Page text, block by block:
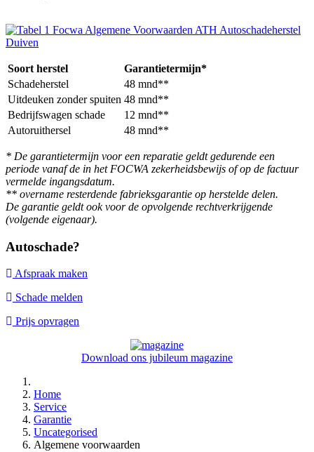
Soort herstel
Garantietermijn*
Schadeherstel
48 mnd**
Uitdeuken zonder spuiten 48 mnd**
Bedrijfswagen schade
12 mnd**
Autoruithersel
48 mnd**
* De garantietermijn voor een reparatie geldt gedurende een
periode vanaf de in het FOCWA zekerheidsbewijs of op de factuur
vermelde ingangsdatum.
** overname resterdende fabrieksgarantie op herstelde delen.
De garantie geldt ook voor de opvolgende rechtverkrijgende
(volgende eigenaar).
Autoschade?
Afspraak maken
Schade melden
Prijs opvragen
Download ons jubileum magazine
Home
Service
Garantie
Uncategorised
Algemene voorwaarden